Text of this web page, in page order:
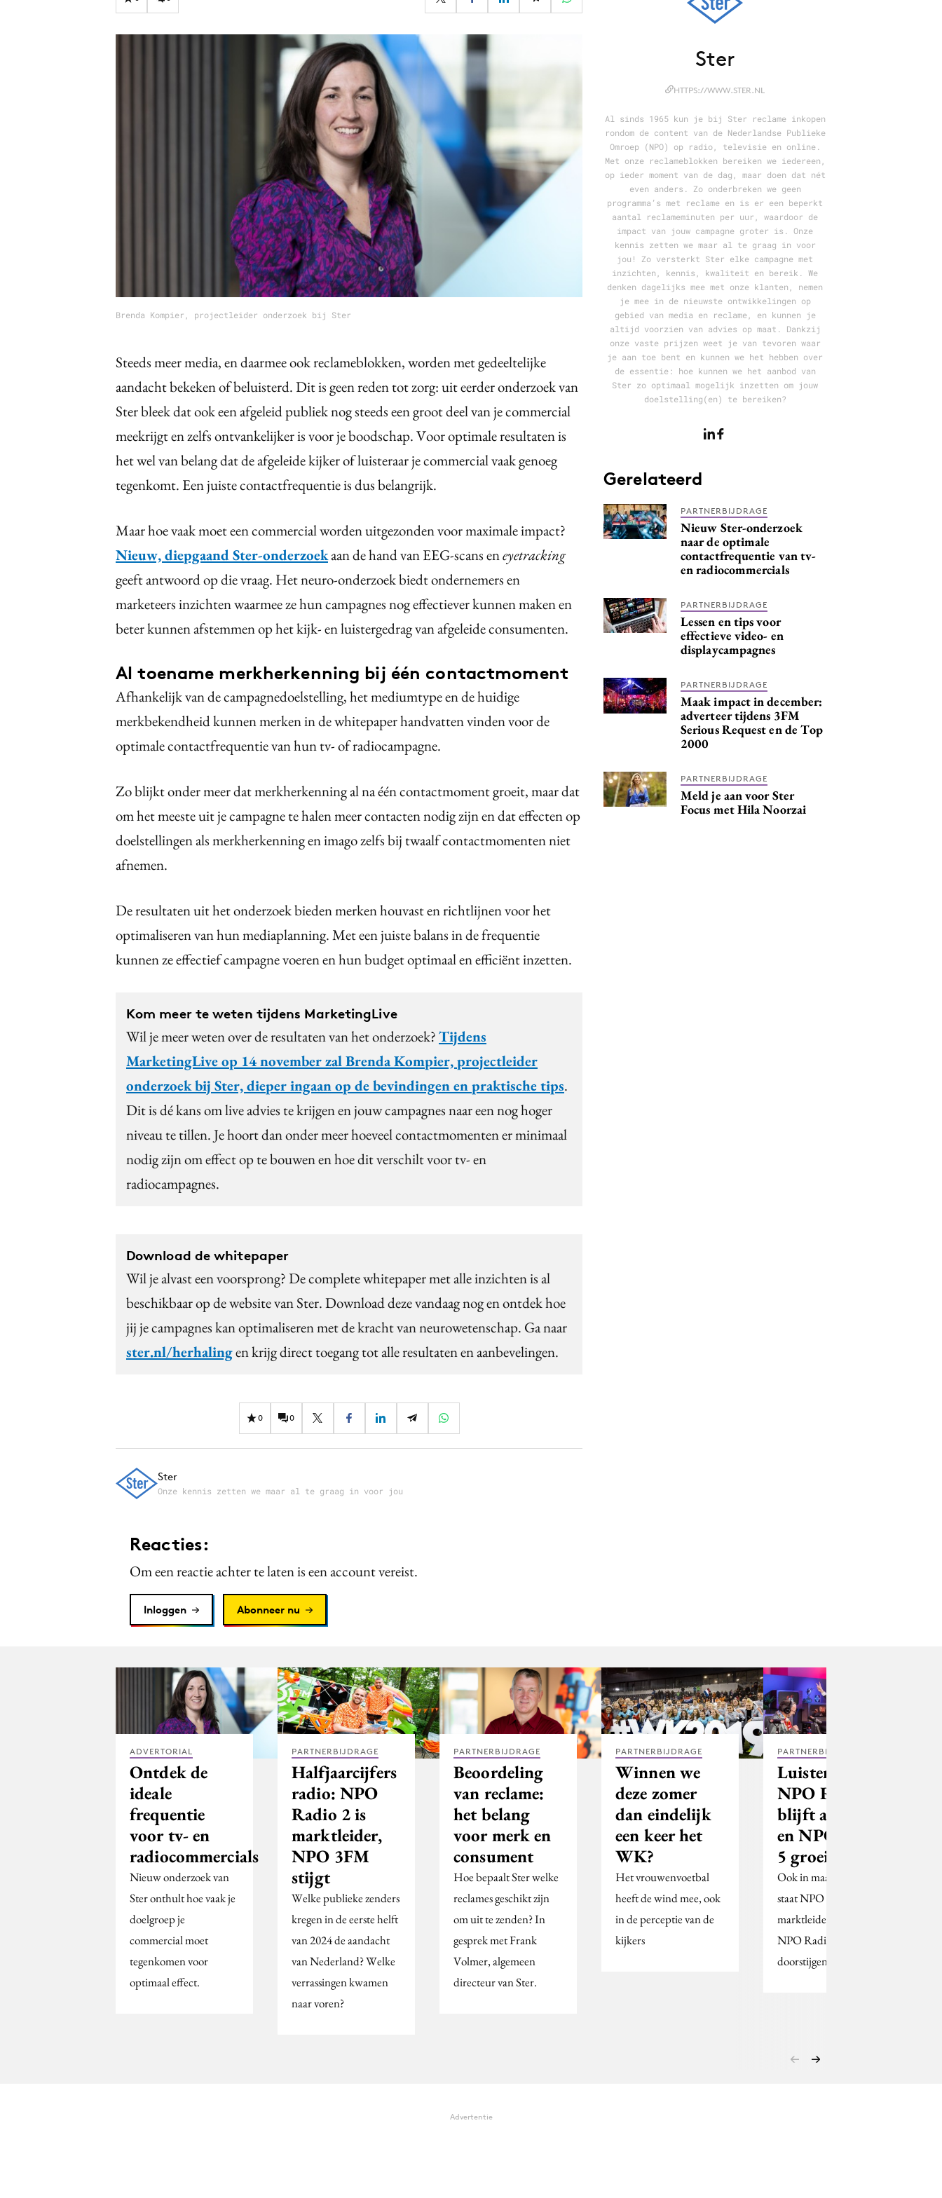
Influencer marketing
Interne communicatie
Martech
Brenda Kompier, projectleider onderzoek bij Ster
Steeds meer media, en daarmee ook reclameblokken, worden met gedeeltelijke
aandacht bekeken of beluisterd. Dit is geen reden tot zorg: uit eerder onderzoek van
Ster bleek dat ook een afgeleid publiek nog steeds een groot deel van je commercial
meekrijgt en zelfs ontvankelijker is voor je boodschap. Voor optimale resultaten is
het wel van belang dat de afgeleide kijker of luisteraar je commercial vaak genoeg
tegenkomt. Een juiste contactfrequentie is dus belangrijk.
Maar hoe vaak moet een commercial worden uitgezonden voor maximale impact?
Nieuw, diepgaand Ster-onderzoekaan de hand van EEG-scans eneyetracking
geeft antwoord op die vraag. Het neuro-onderzoek biedt ondernemers en
marketeers inzichten waarmee ze hun campagnes nog effectiever kunnen maken en
beter kunnen afstemmen op het kijk- en luistergedrag van afgeleide consumenten.
Al toename merkherkenning bij één contactmoment
Afhankelijk van de campagnedoelstelling, het mediumtype en de huidige
merkbekendheid kunnen merken in de whitepaper handvatten vinden voor de
optimale contactfrequentie van hun tv- of radiocampagne.
Zo blijkt onder meer dat merkherkenning al na één contactmoment groeit, maar dat
om het meeste uit je campagne te halen meer contacten nodig zijn en dat effecten op
doelstellingen als merkherkenning en imago zelfs bij twaalf contactmomenten niet
afnemen.
De resultaten uit het onderzoek bieden merken houvast en richtlijnen voor het
optimaliseren van hun mediaplanning. Met een juiste balans in de frequentie
kunnen ze effectief campagne voeren en hun budget optimaal en efficiënt inzetten.
Kom meer te weten tijdens MarketingLive
Wil je meer weten over de resultaten van het onderzoek?Tijdens
MarketingLive op 14 november zal Brenda Kompier, projectleider
onderzoek bij Ster, dieper ingaan op de bevindingen en praktische tips.
Dit is dé kans om live advies te krijgen en jouw campagnes naar een nog hoger
niveau te tillen. Je hoort dan onder meer hoeveel contactmomenten er minimaal
nodig zijn om effect op te bouwen en hoe dit verschilt voor tv- en
radiocampagnes.
Download de whitepaper
Wil je alvast een voorsprong? De complete whitepaper met alle inzichten is al
beschikbaar op de website van Ster. Download deze vandaag nog en ontdek hoe
jij je campagnes kan optimaliseren met de kracht van neurowetenschap. Ga naar
ster.nl/herhalingen krijg direct toegang tot alle resultaten en aanbevelingen.
0 0
Ster
Onze kennis zetten we maar al te graag in voor jou
Reacties:
Om een reactie achter te laten is een account vereist.
Inloggen Abonneer nu
Ster
HTTPS://WWW.STER.NL
Al sinds 1965 kun je bij Ster reclame inkopen
rondom de content van de Nederlandse Publieke
Omroep (NPO) op radio, televisie en online.
Met onze reclameblokken bereiken we iedereen,
op ieder moment van de dag, maar doen dat nét
even anders. Zo onderbreken we geen
programma’s met reclame en is er een beperkt
aantal reclameminuten per uur, waardoor de
impact van jouw campagne groter is. Onze
kennis zetten we maar al te graag in voor
jou! Zo versterkt Ster elke campagne met
inzichten, kennis, kwaliteit en bereik. We
denken dagelijks mee met onze klanten, nemen
je mee in de nieuwste ontwikkelingen op
gebied van media en reclame, en kunnen je
altijd voorzien van advies op maat. Dankzij
onze vaste prijzen weet je van tevoren waar
je aan toe bent en kunnen we het hebben over
de essentie: hoe kunnen we het aanbod van
Ster zo optimaal mogelijk inzetten om jouw
doelstelling(en) te bereiken?
Gerelateerd
PARTNERBIJDRAGE
Nieuw Ster-onderzoek
naar de optimale
contactfrequentie van tv-
en radiocommercials
PARTNERBIJDRAGE
Lessen en tips voor
effectieve video- en
displaycampagnes
PARTNERBIJDRAGE
Maak impact in december:
adverteer tijdens 3FM
Serious Request en de Top
2000
PARTNERBIJDRAGE
Meld je aan voor Ster
Focus met Hila Noorzai
ADVERTORIAL
Ontdek de
ideale
frequentie
voor tv- en
radiocommercials
Nieuw onderzoek van
Ster onthult hoe vaak je
doelgroep je
commercial moet
tegenkomen voor
optimaal effect.
PARTNERBIJDRAGE
Halfjaarcijfers
radio: NPO
Radio 2 is
marktleider,
NPO 3FM
stijgt
Welke publieke zenders
kregen in de eerste helft
van 2024 de aandacht
van Nederland? Welke
verrassingen kwamen
naar voren?
PARTNERBIJDRAGE
Beoordeling
van reclame:
het belang
voor merk en
consument
Hoe bepaalt Ster welke
reclames geschikt zijn
om uit te zenden? In
gesprek met Frank
Volmer, algemeen
directeur van Ster.
PARTNERBIJDRAGE
Winnen we
deze zomer
dan eindelijk
een keer het
WK?
Het vrouwenvoetbal
heeft de wind mee, ook
in de perceptie van de
kijkers
PARTNERBIJDRAGE
Luistercijfers:
NPO Radio 2
blijft aan kop
en NPO Radio
5 groeit door
Ook in maart en april
staat NPO Radio 2 als
marktleider aan de top.
NPO Radio 5 blijft
doorstijgen.
Advertentie